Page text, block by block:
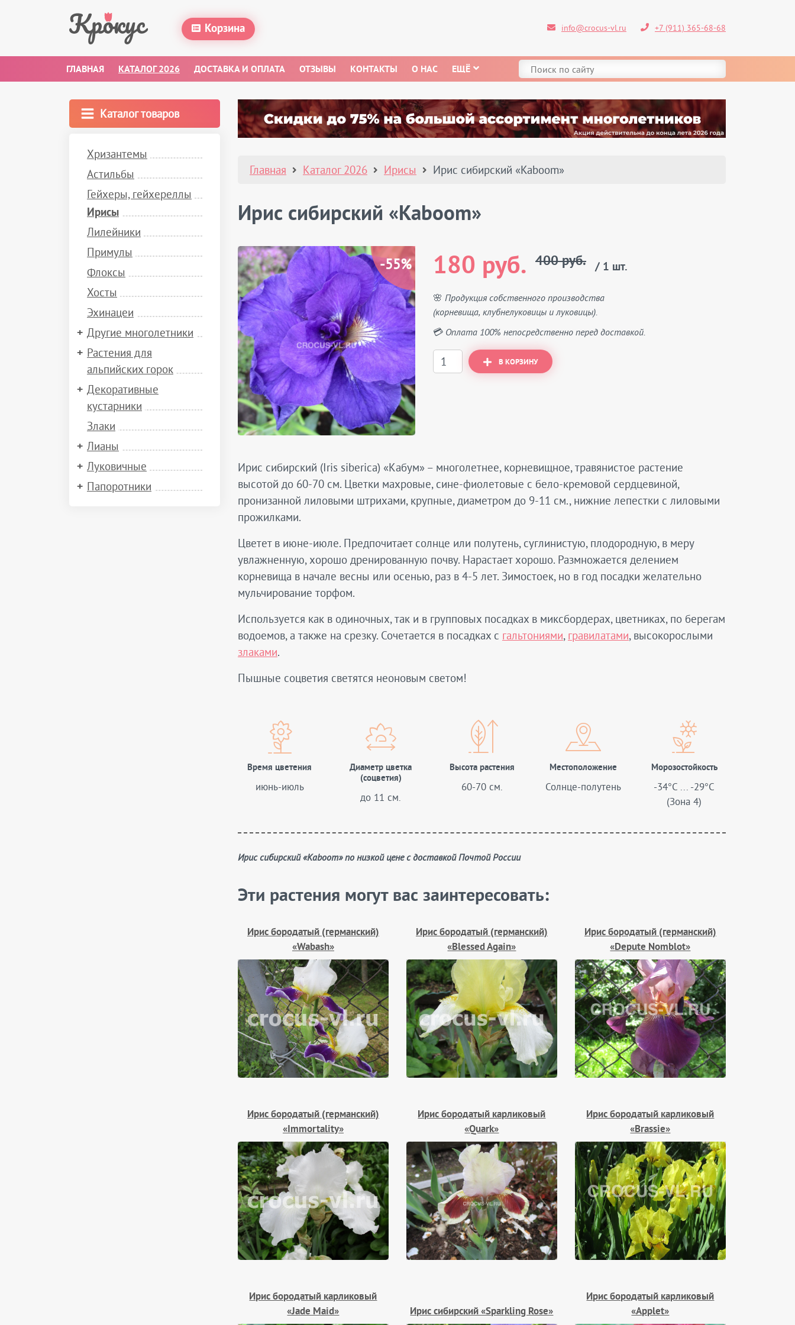
Корзина info@crocus-vl.ru +7 (911) 365-68-68
ГЛАВНАЯ КАТАЛОГ 2026 ДОСТАВКА И ОПЛАТА ОТЗЫВЫ КОНТАКТЫ О НАС ЕЩЁ
Каталог товаров
Хризантемы
Астильбы
Гейхеры, гейхереллы
Ирисы
Лилейники
Примулы
Флоксы
Хосты
Эхинацеи
Другие многолетники
Растения для
альпийских горок
Декоративные
кустарники
Злаки
Лианы
Луковичные
Папоротники
Главная Каталог 2026 Ирисы Ирис сибирский «Kaboom»
Ирис сибирский «Kaboom»
-55% 180 руб. 400 руб. / 1 шт.
🌸 Продукция собственного производства
(корневища, клубнелуковицы и луковицы).
💳 Оплата 100% непосредственно перед доставкой.
В КОРЗИНУ
Ирис сибирский (Iris siberica) «Кабум» – многолетнее, корневищное, травянистое растение
высотой до 60-70 см. Цветки махровые, сине-фиолетовые с бело-кремовой сердцевиной,
пронизанной лиловыми штрихами, крупные, диаметром до 9-11 см., нижние лепестки с лиловыми
прожилками.
Цветет в июне-июле. Предпочитает солнце или полутень, суглинистую, плодородную, в меру
увлажненную, хорошо дренированную почву. Нарастает хорошо. Размножается делением
корневища в начале весны или осенью, раз в 4-5 лет. Зимостоек, но в год посадки желательно
мульчирование торфом.
Используется как в одиночных, так и в групповых посадках в миксбордерах, цветниках, по берегам
водоемов, а также на срезку. Сочетается в посадках с гальтониями, гравилатами, высокорослыми
злаками.
Пышные соцветия светятся неоновым светом!
Время цветения
июнь-июль
Диаметр цветка
(соцветия)
до 11 см.
Высота растения
60-70 см.
Местоположение
Солнце-полутень
Морозостойкость
-34°C ... -29°C
(Зона 4)
Ирис сибирский «Kaboom» по низкой цене с доставкой Почтой России
Эти растения могут вас заинтересовать:
Ирис бородатый (германский)
«Wabash»
Ирис бородатый (германский)
«Blessed Again»
Ирис бородатый (германский)
«Depute Nomblot»
Ирис бородатый (германский)
«Immortality»
Ирис бородатый карликовый
«Quark»
Ирис бородатый карликовый
«Brassie»
Ирис бородатый карликовый
«Jade Maid»
Ирис сибирский «Sparkling Rose»
Ирис бородатый карликовый
«Applet»